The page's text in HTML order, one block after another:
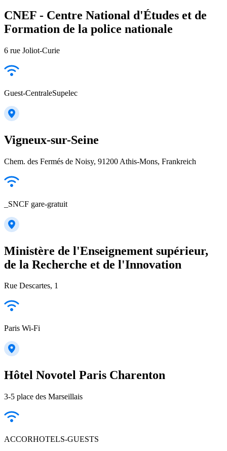
CNEF - Centre National d'Études et de
Formation de la police nationale
6 rue Joliot-Curie
Guest-CentraleSupelec
Vigneux-sur-Seine
Chem. des Fermés de Noisy, 91200 Athis-Mons, Frankreich
_SNCF gare-gratuit
Ministère de l'Enseignement supérieur,
de la Recherche et de l'Innovation
Rue Descartes, 1
Paris Wi-Fi
Hôtel Novotel Paris Charenton
3-5 place des Marseillais
ACCORHOTELS-GUESTS